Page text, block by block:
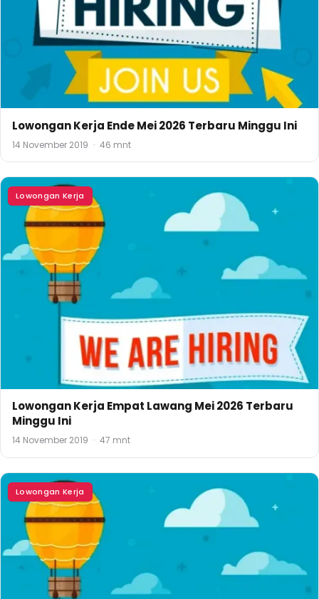
Lowongan Kerja Ende Mei 2026 Terbaru Minggu Ini
14 November 2019 · 46 mnt
Lowongan Kerja
Lowongan Kerja Empat Lawang Mei 2026 Terbaru
Minggu Ini
14 November 2019 · 47 mnt
Lowongan Kerja